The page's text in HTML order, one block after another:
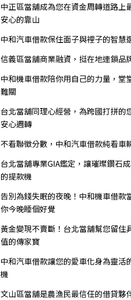
中正區當舖成為您在資金周轉道路上
安心的靠山
中和汽車借款保住面子與裡子的智慧
信義區當舖商業融資，挺在地連鎖品
中和機車借款陪你用自己的力量，堂
難關
台北當舖同理心經營，為跨國打拼的
安心週轉
不看聯徵分數，中和汽車借款純看車
台北當舖專業GIA鑑定，讓璀璨鑽石
的提款機
告別為錢失眠的夜晚！中和機車借款
你今晚睡個好覺
黃金變現不賣斷！台北當舖幫您留住
值的傳家寶
中和汽車借款讓您的愛車化身為靈活
機
文山區當舖是農漁民最信任的借貸夥